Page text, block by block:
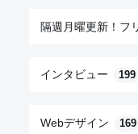
隔週月曜更新！フ
インタビュー 199
Webデザイン 169